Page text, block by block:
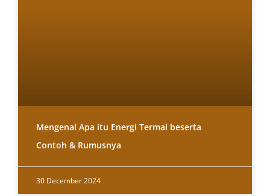
Mengenal Apa itu Energi Termal beserta
Contoh & Rumusnya
30 December 2024